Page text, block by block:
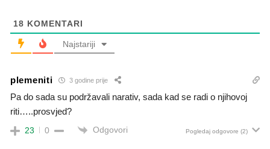
18 KOMENTARI
Najstariji
plemeniti 3 godine prije
Pa do sada su podržavali narativ, sada kad se radi o njihovoj
riti…..prosvjed?
23 0 Odgovori Pogledaj odgovore (2)